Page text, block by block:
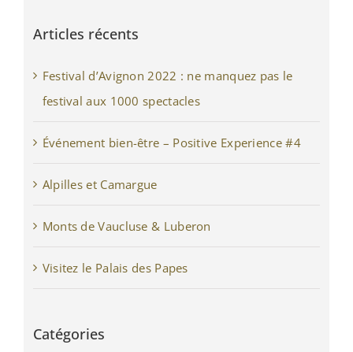
Articles récents
Festival d’Avignon 2022 : ne manquez pas le
festival aux 1000 spectacles
Événement bien-être – Positive Experience #4
Alpilles et Camargue
Monts de Vaucluse & Luberon
Visitez le Palais des Papes
Catégories